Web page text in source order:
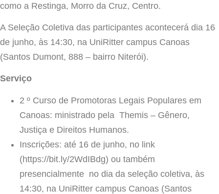
como a Restinga, Morro da Cruz, Centro.
A Seleção Coletiva das participantes acontecerá dia 16
de junho, às 14:30, na UniRitter campus Canoas
(Santos Dumont, 888 – bairro Niterói).
Serviço
2 º Curso de Promotoras Legais Populares em
Canoas: ministrado pela Themis – Gênero,
Justiça e Direitos Humanos.
Inscrições: até 16 de junho, no link
(https://bit.ly/2WdIBdg) ou também
presencialmente no dia da seleção coletiva, às
14:30, na UniRitter campus Canoas (Santos